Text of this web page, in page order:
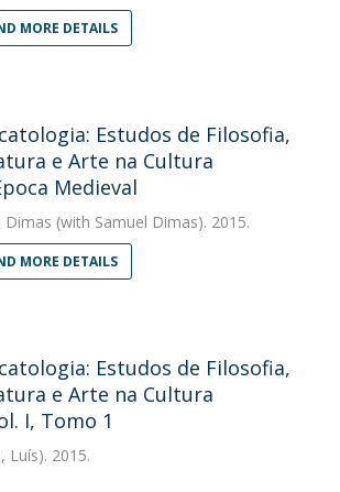
MORE DETAILS
Estudos de Filosofia,
e Arte na Cultura
Medieval
Dimas (with Samuel Dimas). 2015.
MORE DETAILS
Estudos de Filosofia,
e Arte na Cultura
I, Tomo 1
Luís). 2015.